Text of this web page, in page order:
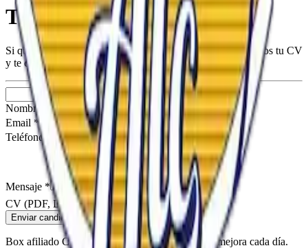
Trabaja con nosotros
Si quieres formar parte del equipo de CrossFit ALC, envíanos tu CV
y te contactaremos.
Nombre *
Email *
Teléfono
Mensaje *
CV (PDF, DOC, DOCX)
Enviar candidatura
Box afiliado CrossFit en Alicante. Entrena duro, mejora cada día.